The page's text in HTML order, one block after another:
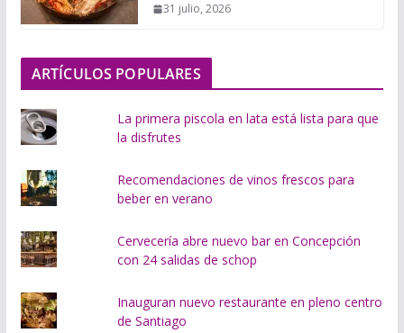
d
.
.
31 julio, 2026
ARTÍCULOS POPULARES
La primera piscola en lata está lista para que
la disfrutes
Recomendaciones de vinos frescos para
beber en verano
Cervecería abre nuevo bar en Concepción
con 24 salidas de schop
Inauguran nuevo restaurante en pleno centro
de Santiago